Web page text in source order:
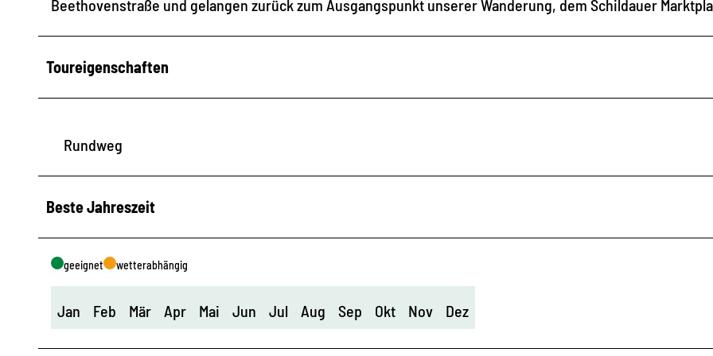
Beethovenstraße und gelangen zurück zum Ausgangspunkt unserer Wanderung, dem Schildauer
Toureigenschaften
Rundweg
Beste Jahreszeit
geeignet wetterabhängig
Jan Feb Mär Apr Mai Jun Jul Aug Sep Okt Nov Dez